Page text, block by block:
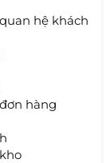
hệ khách
hàng